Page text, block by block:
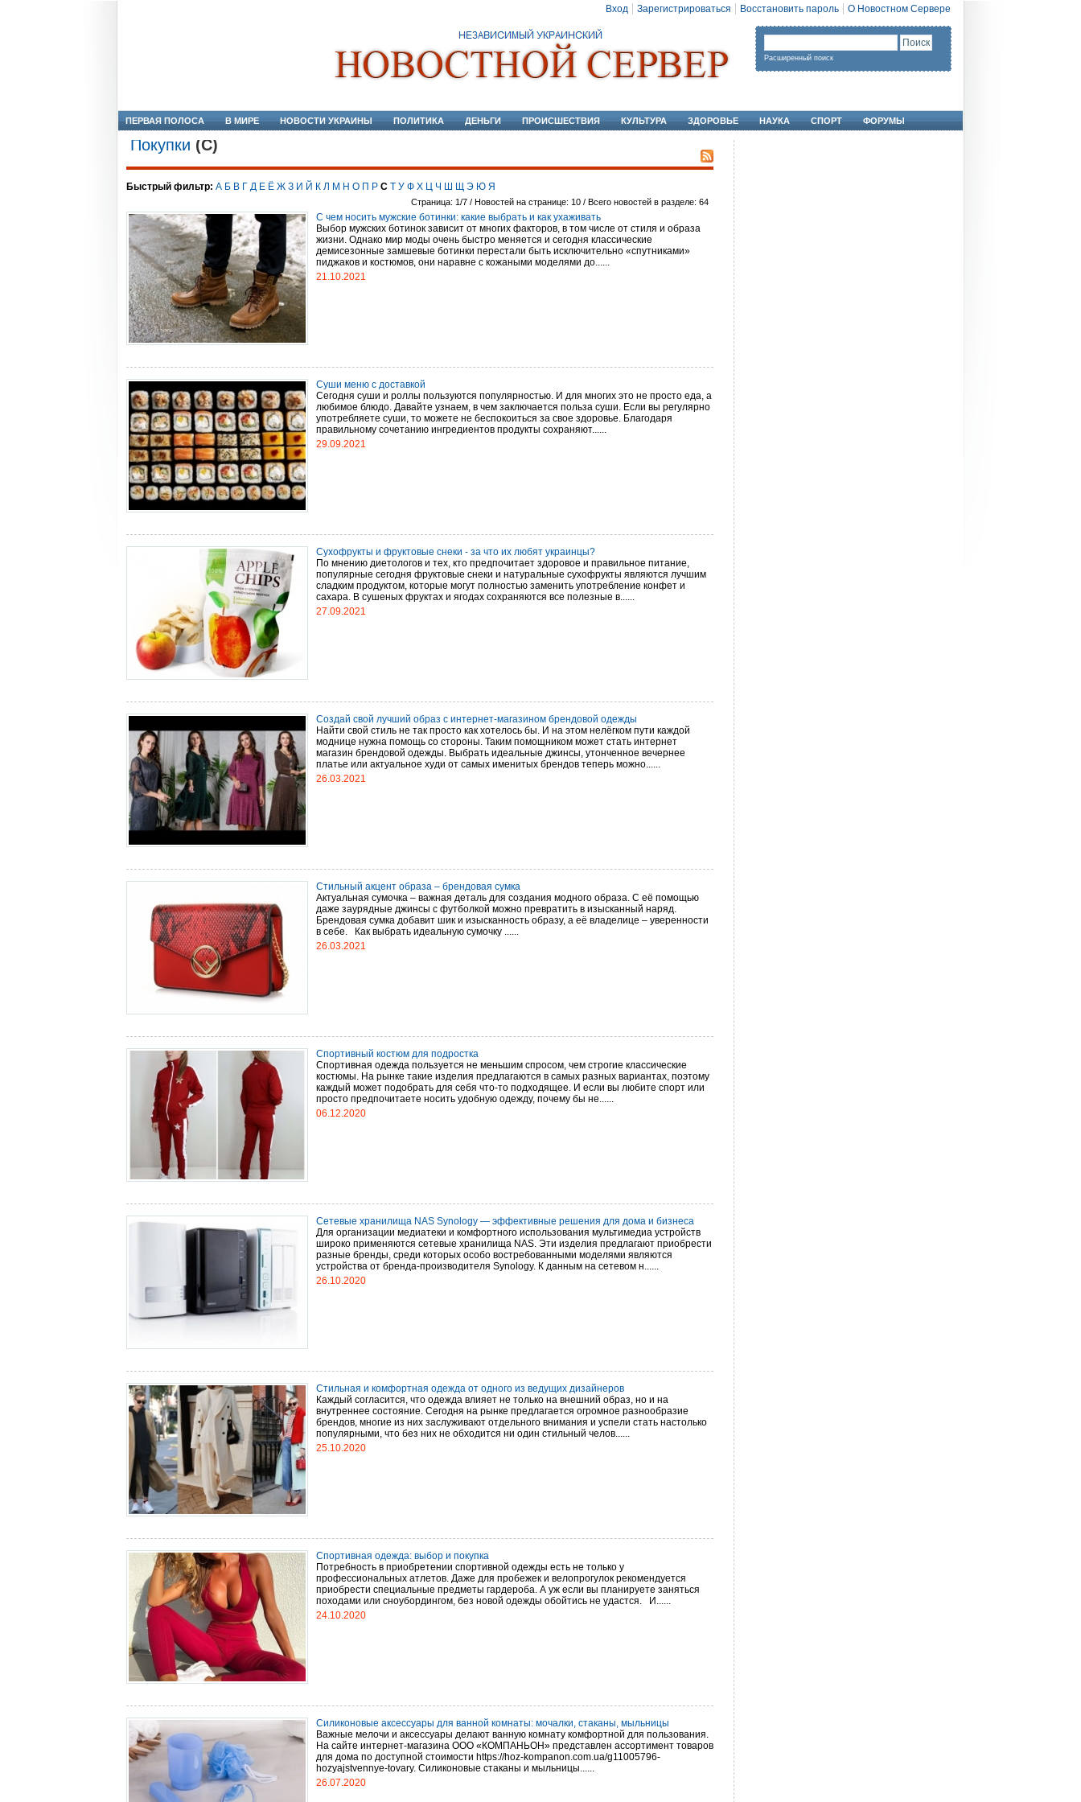
Вход Зарегистрироваться Восстановить пароль О Новостном Сервере
Расширенный поиск
ПЕРВАЯ ПОЛОСА В МИРЕ НОВОСТИ УКРАИНЫ ПОЛИТИКА ДЕНЬГИ ПРОИСШЕСТВИЯ КУЛЬТУРА ЗДОРОВЬЕ НАУКА СПОРТ ФОРУМЫ
Покупки (С)
Быстрый фильтр: А Б В Г Д Е Ё Ж З И Й К Л М Н О П Р С Т У Ф Х Ц Ч Ш Щ Э Ю Я
Страница: 1/7 / Новостей на странице: 10 / Всего новостей в разделе: 64
С чем носить мужские ботинки: какие выбрать и как ухаживать
Выбор мужских ботинок зависит от многих факторов, в том числе от стиля и образа
жизни. Однако мир моды очень быстро меняется и сегодня классические
демисезонные замшевые ботинки перестали быть исключительно «спутниками»
пиджаков и костюмов, они наравне с кожаными моделями до......
21.10.2021
Суши меню с доставкой
Сегодня суши и роллы пользуются популярностью. И для многих это не просто еда, а
любимое блюдо. Давайте узнаем, в чем заключается польза суши. Если вы регулярно
употребляете суши, то можете не беспокоиться за свое здоровье. Благодаря
правильному сочетанию ингредиентов продукты сохраняют......
29.09.2021
Сухофрукты и фруктовые снеки - за что их любят украинцы?
По мнению диетологов и тех, кто предпочитает здоровое и правильное питание,
популярные сегодня фруктовые снеки и натуральные сухофрукты являются лучшим
сладким продуктом, которые могут полностью заменить употребление конфет и
сахара. В сушеных фруктах и ягодах сохраняются все полезные в......
27.09.2021
Создай свой лучший образ с интернет-магазином брендовой одежды
Найти свой стиль не так просто как хотелось бы. И на этом нелёгком пути каждой
моднице нужна помощь со стороны. Таким помощником может стать интернет
магазин брендовой одежды. Выбрать идеальные джинсы, утонченное вечернее
платье или актуальное худи от самых именитых брендов теперь можно......
26.03.2021
Стильный акцент образа – брендовая сумка
Актуальная сумочка – важная деталь для создания модного образа. С её помощью
даже заурядные джинсы с футболкой можно превратить в изысканный наряд.
Брендовая сумка добавит шик и изысканность образу, а её владелице – уверенности
в себе. Как выбрать идеальную сумочку ......
26.03.2021
Спортивный костюм для подростка
Спортивная одежда пользуется не меньшим спросом, чем строгие классические
костюмы. На рынке такие изделия предлагаются в самых разных вариантах, поэтому
каждый может подобрать для себя что-то подходящее. И если вы любите спорт или
просто предпочитаете носить удобную одежду, почему бы не......
06.12.2020
Сетевые хранилища NAS Synology — эффективные решения для дома и бизнеса
Для организации медиатеки и комфортного использования мультимедиа устройств
широко применяются сетевые хранилища NAS. Эти изделия предлагают приобрести
разные бренды, среди которых особо востребованными моделями являются
устройства от бренда-производителя Synology. К данным на сетевом н......
26.10.2020
Стильная и комфортная одежда от одного из ведущих дизайнеров
Каждый согласится, что одежда влияет не только на внешний образ, но и на
внутреннее состояние. Сегодня на рынке предлагается огромное разнообразие
брендов, многие из них заслуживают отдельного внимания и успели стать настолько
популярными, что без них не обходится ни один стильный челов......
25.10.2020
Спортивная одежда: выбор и покупка
Потребность в приобретении спортивной одежды есть не только у
профессиональных атлетов. Даже для пробежек и велопрогулок рекомендуется
приобрести специальные предметы гардероба. А уж если вы планируете заняться
походами или сноубордингом, без новой одежды обойтись не удастся. И......
24.10.2020
Силиконовые аксессуары для ванной комнаты: мочалки, стаканы, мыльницы
Важные мелочи и аксессуары делают ванную комнату комфортной для пользования.
На сайте интернет-магазина ООО «КОМПАНЬОН» представлен ассортимент товаров
для дома по доступной стоимости https://hoz-kompanon.com.ua/g11005796-
hozyajstvennye-tovary. Силиконовые стаканы и мыльницы......
26.07.2020